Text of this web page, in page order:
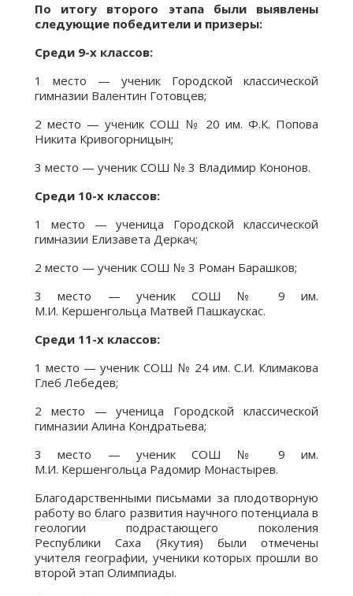
По итогу второго этапа были выявлены
следующие победители и призеры:
Среди 9-х классов:
1 место — ученик Городской классической
гимназии Валентин Готовцев;
2 место — ученик СОШ № 20 им. Ф.К. Попова
Никита Кривогорницын;
3 место — ученик СОШ № 3 Владимир Кононов.
Среди 10-х классов:
1 место — ученица Городской классической
гимназии Елизавета Деркач;
2 место — ученик СОШ № 3 Роман Барашков;
3 место — ученик СОШ № 9 им.
М.И. Кершенгольца Матвей Пашкаускас.
Среди 11-х классов:
1 место — ученик СОШ № 24 им. С.И. Климакова
Глеб Лебедев;
2 место — ученица Городской классической
гимназии Алина Кондратьева;
3 место — ученик СОШ № 9 им.
М.И. Кершенгольца Радомир Монастырев.
Благодарственными письмами за плодотворную
работу во благо развития научного потенциала в
геологии подрастающего поколения
Республики Саха (Якутия) были отмечены
учителя географии, ученики которых прошли во
второй этап Олимпиады.